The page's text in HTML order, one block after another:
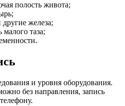
полость живота;
железа;
таза;
и уровня оборудования.
без направления, запись